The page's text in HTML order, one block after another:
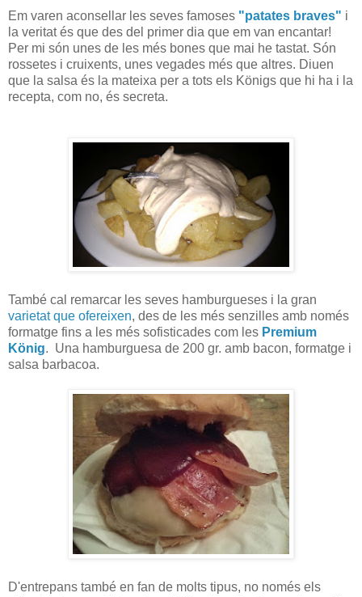
Em varen aconsellar les seves famoses "patates braves" i
la veritat és que des del primer dia que em van encantar!
Per mi són unes de les més bones que mai he tastat. Són
rossetes i cruixents, unes vegades més que altres. Diuen
que la salsa és la mateixa per a tots els Königs que hi ha i la
recepta, com no, és secreta.
També cal remarcar les seves hamburgueses i la gran
varietat que ofereixen, des de les més senzilles amb només
formatge fins a les més sofisticades com les Premium
König. Una hamburguesa de 200 gr. amb bacon, formatge i
salsa barbacoa.
D'entrepans també en fan de molts tipus, no només els